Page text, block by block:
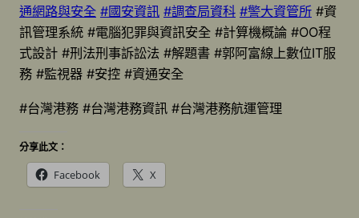
通網路與安全 #國安資訊 #調查局資科 #警大資管所 #資
訊管理系統 #電腦犯罪與資訊安全 #計算機概論 #OO程
式設計 #刑法刑事訴訟法 #解題書 #郭阿富線上數位IT服
務 #監視器 #安控 #資通安全
#台灣港務 #台灣港務資訊 #台灣港務航運管理
分享此文：
Facebook X